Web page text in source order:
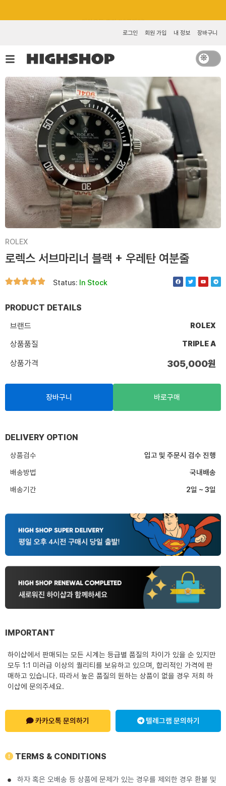
건
너
뛰
기
로그인 회원 가입 내 정보 장바구니
ROLEX
로렉스 서브마리너 블랙 + 우레탄 여분줄
Status: In Stock
F
a
c
T
w
i
Y
o
u
T
e
l
PRODUCT DETAILS
브랜드
ROLEX
상품품질 TRIPLE A
상품가격 305,000원
장바구니 바로구매
DELIVERY OPTION
상품검수
입고 및 주문시 검수 진행
배송방법
국내배송
배송기간
2일 ~ 3일
IMPORTANT
하이샵에서 판매되는 모든 시계는 등급별 품질의 차이가 있을 순 있지만
모두 1:1 미러급 이상의 퀄리티를 보유하고 있으며, 합리적인 가격에 판
매하고 있습니다. 따라서 높은 품질의 원하는 상품이 없을 경우 저희 하
이샵에 문의주세요.
카카오톡 문의하기 텔레그램 문의하기
TERMS & CONDITIONS
하자 혹은 오배송 등 상품에 문제가 있는 경우를 제외한 경우 환불 및